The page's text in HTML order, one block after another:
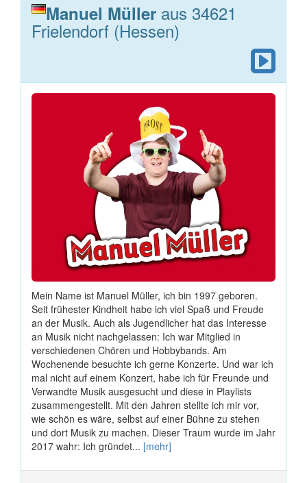
Manuel Müller aus 34621
Frielendorf (Hessen)
Mein Name ist Manuel Müller, ich bin 1997 geboren.
Seit frühester Kindheit habe ich viel Spaß und Freude
an der Musik. Auch als Jugendlicher hat das Interesse
an Musik nicht nachgelassen: Ich war Mitglied in
verschiedenen Chören und Hobbybands. Am
Wochenende besuchte ich gerne Konzerte. Und war ich
mal nicht auf einem Konzert, habe ich für Freunde und
Verwandte Musik ausgesucht und diese in Playlists
zusammengestellt. Mit den Jahren stellte ich mir vor,
wie schön es wäre, selbst auf einer Bühne zu stehen
und dort Musik zu machen. Dieser Traum wurde im Jahr
2017 wahr: Ich gründet... [mehr]